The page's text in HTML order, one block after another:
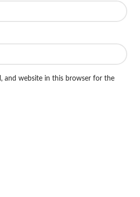
and website in this browser for the